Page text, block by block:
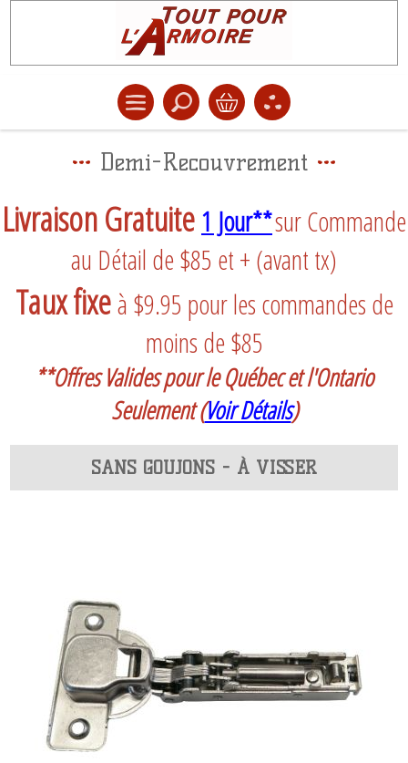
Demi-Recouvrement
Livraison Gratuite 1 Jour**sur Commande
au Détail de $85 et + (avant tx)
Taux fixeà $9.95 pour les commandes de
moins de $85
**Offres Valides pour le Québec et l'Ontario
Seulement (Voir Détails)
SANS GOUJONS - À VISSER